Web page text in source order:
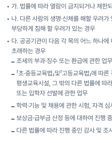
가. 법률에 따라 열람이 금지되거나 제한
나. 다른 사람의 생명·신체를 해할 우려
부당하게 침해 할 우려가 있는 경우
다. 공공기관이 다음 각 목의 어느 하나
초래하는 경우
조세의 부과·징수 또는 환급에 관한 업무
「초·중등교육법」및「고등교육법」에 따
평생교육시설, 그 밖의 다른 법률에 따
또는 입학자 선발에 관한 업무
학력·기능 및 채용에 관한 시험, 자격
보상금·급부금 산정 등에 대하여 진행
다른 법률에 따라 진행 중인 감사 및 조